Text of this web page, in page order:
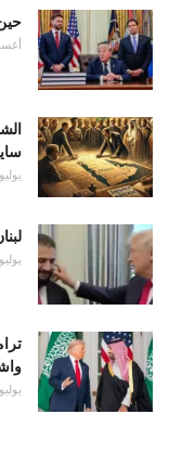
يوليو 31, 2026
يوليو 25, 2026
يوليو 25, 2026